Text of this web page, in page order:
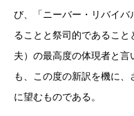
び、「ニーバー・リバイバ
ることと祭司的であるこ
夫）の最高度の体現者と
も、この度の新訳を機に
に望むものである。